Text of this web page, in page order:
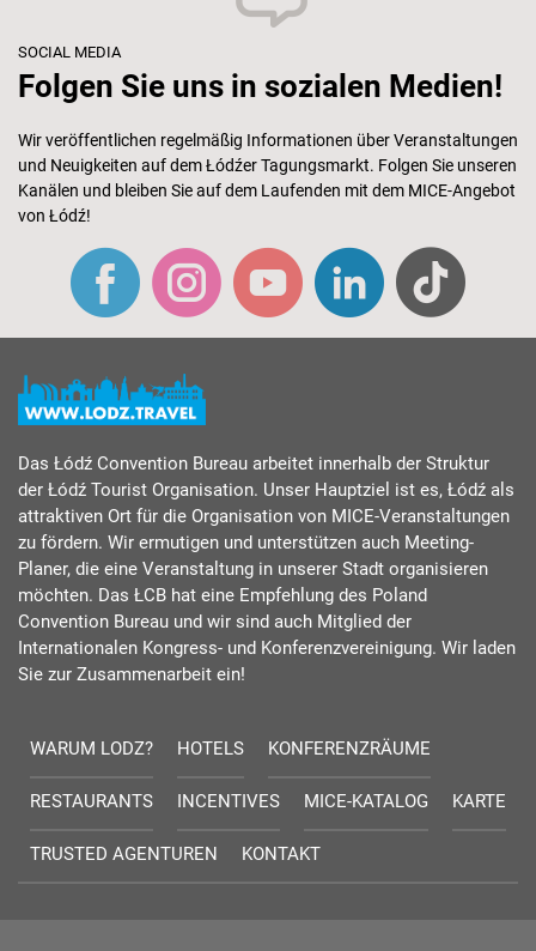
SOCIAL MEDIA
Folgen Sie uns in sozialen Medien!
Wir veröffentlichen regelmäßig Informationen über Veranstaltungen
und Neuigkeiten auf dem Łódźer Tagungsmarkt. Folgen Sie unseren
Kanälen und bleiben Sie auf dem Laufenden mit dem MICE-Angebot
von Łódź!
Das Łódź Convention Bureau arbeitet innerhalb der Struktur
der Łódź Tourist Organisation. Unser Hauptziel ist es, Łódź als
attraktiven Ort für die Organisation von MICE-Veranstaltungen
zu fördern. Wir ermutigen und unterstützen auch Meeting-
Planer, die eine Veranstaltung in unserer Stadt organisieren
möchten. Das ŁCB hat eine Empfehlung des Poland
Convention Bureau und wir sind auch Mitglied der
Internationalen Kongress- und Konferenzvereinigung. Wir laden
Sie zur Zusammenarbeit ein!
WARUM LODZ? HOTELS KONFERENZRÄUME
RESTAURANTS INCENTIVES MICE-KATALOG KARTE
TRUSTED AGENTUREN KONTAKT